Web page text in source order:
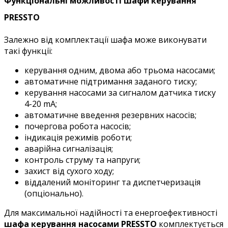
PRESSTO
Залежно від комплектації шафа може виконувати
такі функції:
керування одним, двома або трьома насосами;
автоматичне підтримання заданого тиску;
керування насосами за сигналом датчика тиску
4-20 mA;
автоматичне введення резервних насосів;
почергова робота насосів;
індикація режимів роботи;
аварійна сигналізація;
контроль струму та напруги;
захист від сухого ходу;
віддалений моніторинг та диспетчеризація
(опціонально).
Для максимальної надійності та енергоефективності
шафа керування насосами PRESSTO комплектується